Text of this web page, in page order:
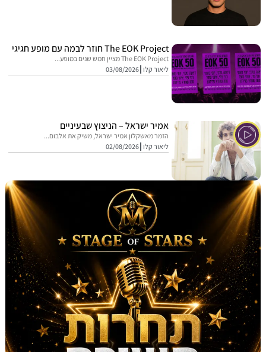
The EOK Project חוזר לבמה עם מופע חגיגי
The EOK Project מציין חמש שנים במופע...
ליאור קלו 03/08/2026
אמיר ישראל – הניצוץ שבעיניים
הזמר מאשקלון אמיר ישראל, משיק את אלבום...
ליאור קלו 02/08/2026